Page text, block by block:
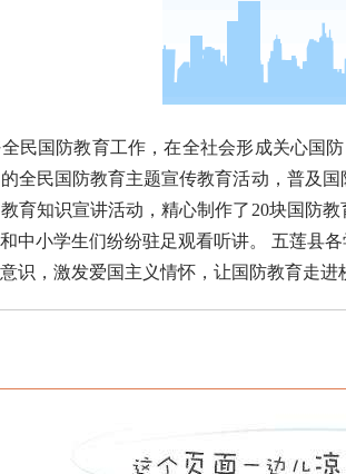
国防教育工作，在全社会形成关心国防
全民国防教育主题宣传教育活动，普及
育知识宣讲活动，精心制作了20块国防
中小学生们纷纷驻足观看听讲。 五莲县
识，激发爱国主义情怀，让国防教育走